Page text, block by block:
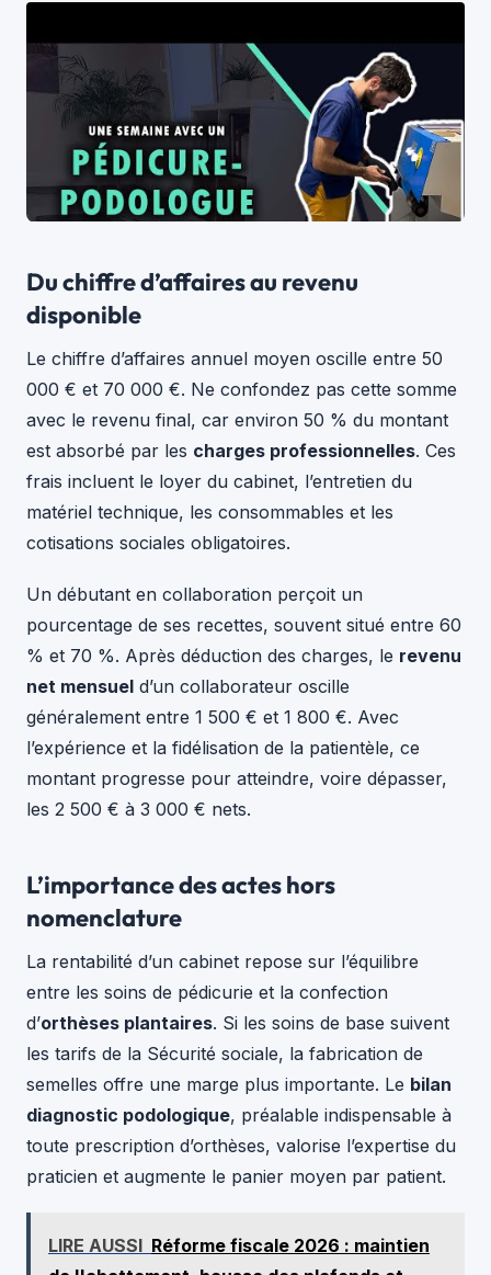
Du chiffre d’affaires au revenu
disponible
Le chiffre d’affaires annuel moyen oscille entre 50
000 € et 70 000 €. Ne confondez pas cette somme
avec le revenu final, car environ 50 % du montant
est absorbé par les charges professionnelles. Ces
frais incluent le loyer du cabinet, l’entretien du
matériel technique, les consommables et les
cotisations sociales obligatoires.
Un débutant en collaboration perçoit un
pourcentage de ses recettes, souvent situé entre 60
% et 70 %. Après déduction des charges, le revenu
net mensuel d’un collaborateur oscille
généralement entre 1 500 € et 1 800 €. Avec
l’expérience et la fidélisation de la patientèle, ce
montant progresse pour atteindre, voire dépasser,
les 2 500 € à 3 000 € nets.
L’importance des actes hors
nomenclature
La rentabilité d’un cabinet repose sur l’équilibre
entre les soins de pédicurie et la confection
d’orthèses plantaires. Si les soins de base suivent
les tarifs de la Sécurité sociale, la fabrication de
semelles offre une marge plus importante. Le bilan
diagnostic podologique, préalable indispensable à
toute prescription d’orthèses, valorise l’expertise du
praticien et augmente le panier moyen par patient.
LIRE AUSSI Réforme fiscale 2026 : maintien